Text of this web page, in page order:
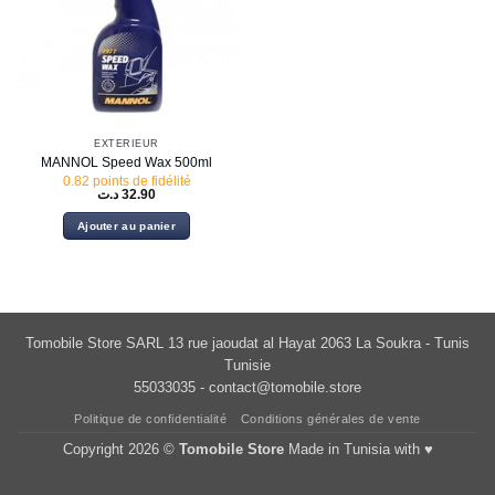
EXTÉRIEUR
MANNOL Speed Wax 500ml
0.82 points de fidélité
32.90 د.ت
Ajouter au panier
Tomobile Store SARL 13 rue jaoudat al Hayat 2063 La Soukra - Tunis
Tunisie
55033035 - contact@tomobile.store
Politique de confidentialité Conditions générales de vente
Copyright 2026 © Tomobile StoreMade in Tunisia with ♥